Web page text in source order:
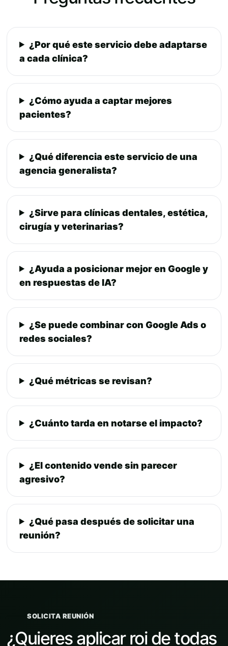
¿Por qué este servicio debe adaptarse
a cada clínica?
¿Cómo ayuda a captar mejores
pacientes?
¿Qué diferencia este servicio de una
agencia generalista?
¿Sirve para clínicas dentales, estética,
cirugía y veterinarias?
¿Ayuda a posicionar mejor en Google y
en respuestas de IA?
¿Se puede combinar con Google Ads o
redes sociales?
¿Qué métricas se revisan?
¿Cuánto tarda en notarse el impacto?
¿El contenido vende sin parecer
agresivo?
¿Qué pasa después de solicitar una
reunión?
SOLICITA REUNIÓN
¿Quieres aplicar roi de todas